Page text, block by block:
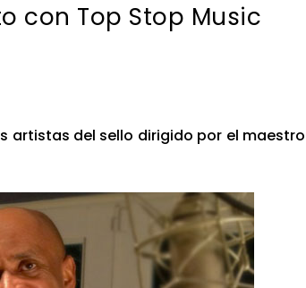
con Top Stop Music
artis­tas del sello diri­gi­do por el maes­tro